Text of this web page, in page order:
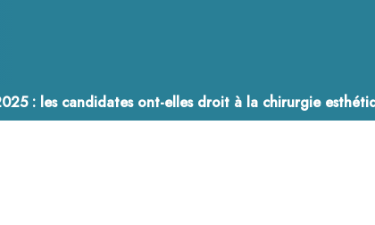
9 décembre 2024
: les candidates ont-elles droit à la chirurgie